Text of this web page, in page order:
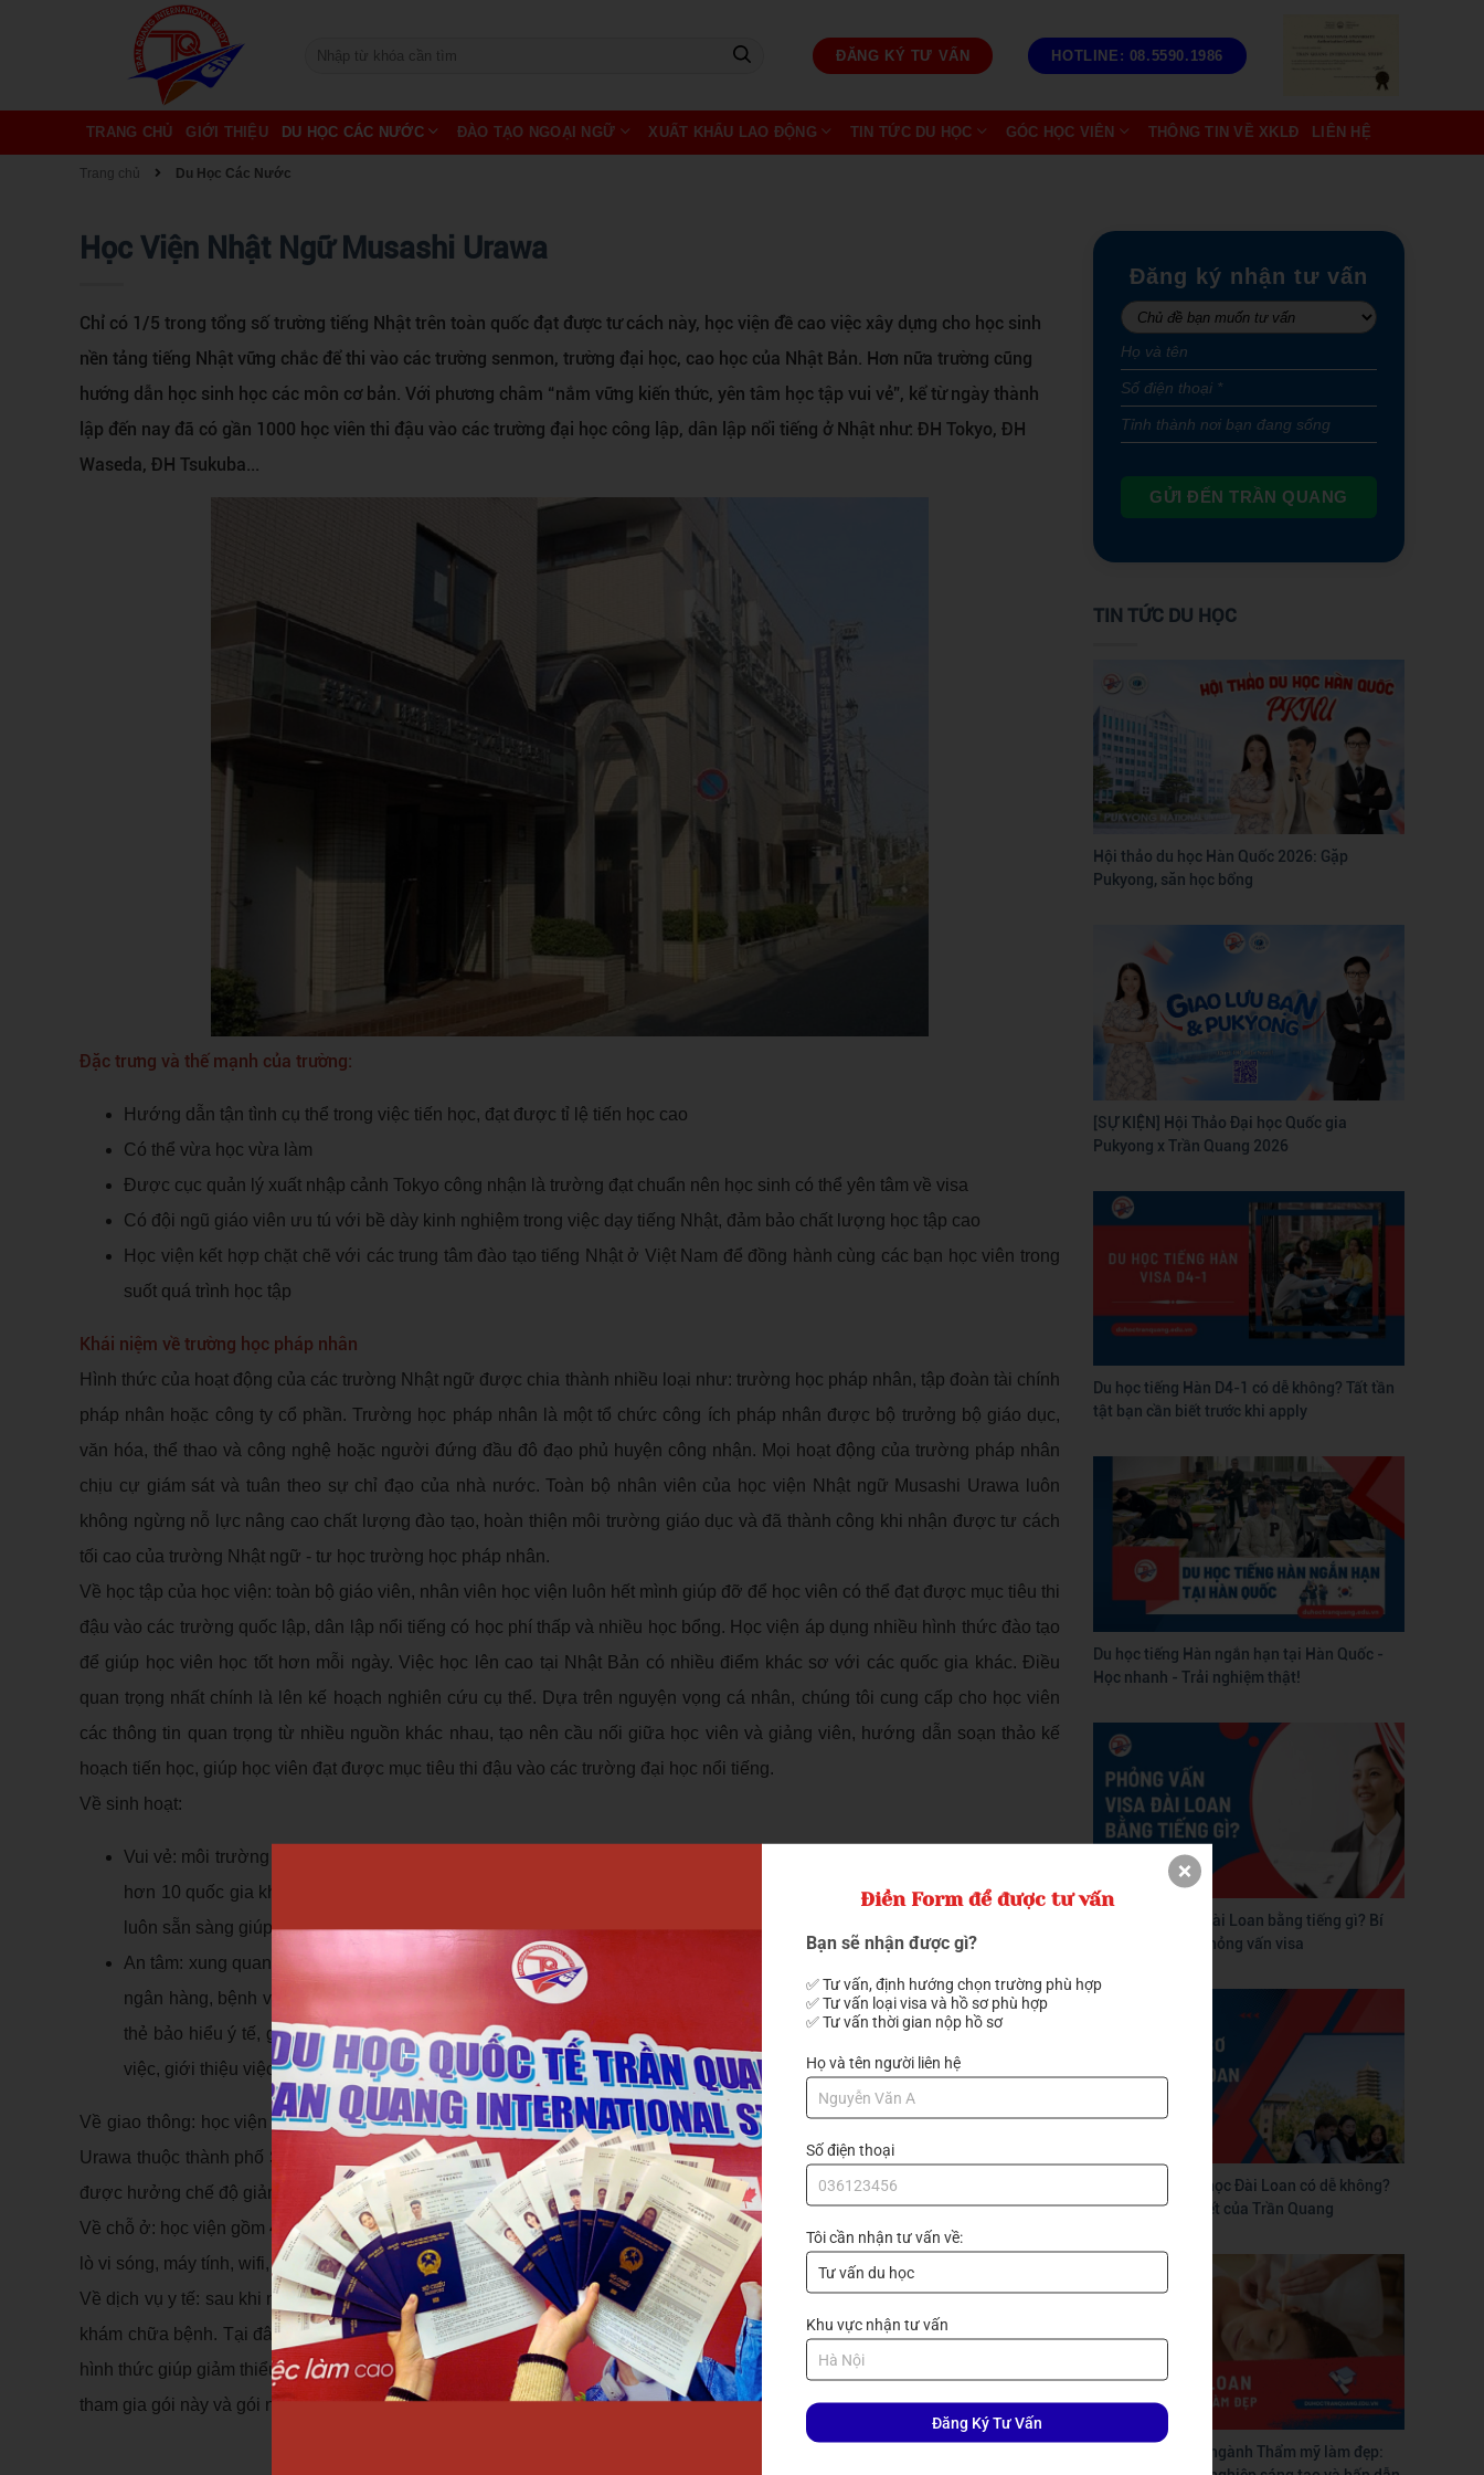
ĐĂNG KÝ TƯ VẤN HOTLINE: 08.5590.1986
TRANG CHỦ GIỚI THIỆU DU HỌC CÁC NƯỚC ĐÀO TẠO NGOẠI NGỮ XUẤT KHẨU LAO ĐỘNG TIN TỨC DU HỌC GÓC HỌC VIÊN THÔNG TIN VỀ XKLĐ LIÊN HỆ
Trang chủ Du Học Các Nước
Học Viện Nhật Ngữ Musashi Urawa
Chỉ có 1/5 trong tổng số trường tiếng Nhật trên toàn quốc đạt được tư cách này, học viện đề cao việc xây dựng cho học sinh
nền tảng tiếng Nhật vững chắc để thi vào các trường senmon, trường đại học, cao học của Nhật Bản. Hơn nữa trường cũng
hướng dẫn học sinh học các môn cơ bản. Với phương châm “nắm vững kiến thức, yên tâm học tập vui vẻ”, kể từ ngày thành
lập đến nay đã có gần 1000 học viên thi đậu vào các trường đại học công lập, dân lập nổi tiếng ở Nhật như: ĐH Tokyo, ĐH
Waseda, ĐH Tsukuba...
Đặc trưng và thế mạnh của trường:
Hướng dẫn tận tình cụ thể trong việc tiến học, đạt được tỉ lệ tiến học cao
Có thể vừa học vừa làm
Được cục quản lý xuất nhập cảnh Tokyo công nhận là trường đạt chuẩn nên học sinh có thể yên tâm về visa
Có đội ngũ giáo viên ưu tú với bề dày kinh nghiệm trong việc dạy tiếng Nhật, đảm bảo chất lượng học tập cao
Học viện kết hợp chặt chẽ với các trung tâm đào tạo tiếng Nhật ở Việt Nam để đồng hành cùng các bạn học viên trong
suốt quá trình học tập
Khái niệm về trường học pháp nhân
Hình thức của hoạt động của các trường Nhật ngữ được chia thành nhiều loại như: trường học pháp nhân, tập đoàn tài chính
pháp nhân hoặc công ty cổ phần. Trường học pháp nhân là một tổ chức công ích pháp nhân được bộ trưởng bộ giáo dục,
văn hóa, thể thao và công nghệ hoặc người đứng đầu đô đạo phủ huyện công nhận. Mọi hoạt động của trường pháp nhân
chịu cự giám sát và tuân theo sự chỉ đạo của nhà nước. Toàn bộ nhân viên của học viện Nhật ngữ Musashi Urawa luôn
không ngừng nỗ lực nâng cao chất lượng đào tạo, hoàn thiện môi trường giáo dục và đã thành công khi nhận được tư cách
tối cao của trường Nhật ngữ - tư học trường học pháp nhân.
Về học tập của học viện: toàn bộ giáo viên, nhân viên học viện luôn hết mình giúp đỡ để học viên có thể đạt được mục tiêu thi
đậu vào các trường quốc lập, dân lập nổi tiếng có học phí thấp và nhiều học bổng. Học viện áp dụng nhiều hình thức đào tạo
để giúp học viên học tốt hơn mỗi ngày. Việc học lên cao tại Nhật Bản có nhiều điểm khác sơ với các quốc gia khác. Điều
quan trọng nhất chính là lên kế hoạch nghiên cứu cụ thể. Dựa trên nguyện vọng cá nhân, chúng tôi cung cấp cho học viên
các thông tin quan trọng từ nhiều nguồn khác nhau, tạo nên cầu nối giữa học viên và giảng viên, hướng dẫn soạn thảo kế
hoạch tiến học, giúp học viên đạt được mục tiêu thi đậu vào các trường đại học nổi tiếng.
Về sinh hoạt:
Vui vẻ: môi trường quốc tế hóa giúp học viên có thể làm quen với nhiều bạn bè trên khắp nơi trên thế giới. Học viên với
hơn 10 quốc gia khác nhau đều sử dụng tiếng Nhật để giao tiếp. Các anh chị khóa trên đã quen với cuộc sống ở Nhật
luôn sẵn sàng giúp đỡ các bạn. Sẽ có nhiều sự kiện giúp mọi người tăng thêm sự hiểu biết về văn hóa Nhật Bản.
An tâm: xung quang trường có nhiều siêu thị, quán an, các cơ sở công cộng như: UBND Quận, thư viện, đồn cảnh sát,
ngân hàng, bệnh viện... Học viện thay học viên đăng ký các thủ tục cần thiết như: giấy đăng ký cho người nước ngoài,
thẻ bảo hiểu ý tế, gia hạn visa, thủ tục nhập quốc, thay đổi tư cách lưu trú... Giúp học viên luyện tập phỏng vấn khi xin
việc, giới thiệu việc làm thêm, xử lý những rắc rối trong công việc.
Về giao thông: học viện nằm trong khu vực dân cư yên tĩnh thuộc tỉnh Saitama. Chỉ mất 7 phút để đi bộ đến ga JR Musashi
Urawa thuộc thành phố Saitama. Mất 23 phút đi tàu điện đến Shinjuku. Học viện là trường học pháp nhân nên các học viên
được hưởng chế độ giảm giá giao thông như học sinh Nhật Bản.
Về chỗ ở: học viện gồm 4 ký túc xá cho du học sinh với chi phí thấp, được trang bị đồ dùng sinh hoạt như: máy giặt, điều hòa,
lò vi sóng, máy tính, wifi, dụng cụ nhà bếp...
Về dịch vụ y tế: sau khi nộp tiền bảo hiểm thì du học sinh được hưởng chế độ y tế quốc dân, chỉ phải thanh toán 30% chi phí
khám chữa bệnh. Tại đây cũng sẽ cho học sinh đăng ký tham gia gói du học sinh của hiệp hội các trường tiếng Nhật, đây là
hình thức giúp giảm thiểu chi phí khám chữa bệnh cho du học viên. Chỉ có các trường học pháp nhân mới được cho học viên
tham gia gói này và gói này sẽ giúp học viên chi trả nốt 30% viện phí còn lại.
Đăng ký nhận tư vấn
GỬI ĐẾN TRẦN QUANG
TIN TỨC DU HỌC
Hội thảo du học Hàn Quốc 2026: Gặp
Pukyong, săn học bổng
[SỰ KIỆN] Hội Thảo Đại học Quốc gia
Pukyong x Trần Quang 2026
Du học tiếng Hàn D4-1 có dễ không? Tất tần
tật bạn cần biết trước khi apply
Du học tiếng Hàn ngắn hạn tại Hàn Quốc -
Học nhanh - Trải nghiệm thật!
Phỏng vấn visa Đài Loan bằng tiếng gì? Bí
quyết vượt qua phỏng vấn visa
Tự làm hồ sơ du học Đài Loan có dễ không?
Hướng dẫn chi tiết của Trần Quang
Du học Đài Loan ngành Thẩm mỹ làm đẹp:
Điền Form để được tư vấn
Bạn sẽ nhận được gì?
✅ Tư vấn, định hướng chọn trường phù hợp
✅ Tư vấn loại visa và hồ sơ phù hợp
✅ Tư vấn thời gian nộp hồ sơ
Họ và tên người liên hệ
Số điện thoại
Tôi cần nhận tư vấn về:
Khu vực nhận tư vấn
Đăng Ký Tư Vấn